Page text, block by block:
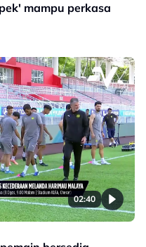
mampu perkasa
02:40